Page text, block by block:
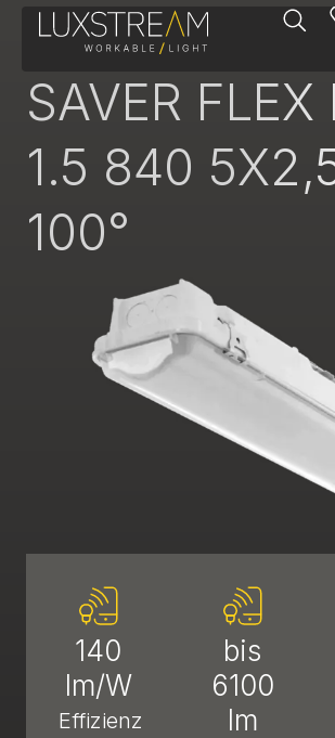
Feuchtraumleuchte
SAVER FLEX
1.5 840
100°
140
lm/W
Effizienz
bis
6100
lm